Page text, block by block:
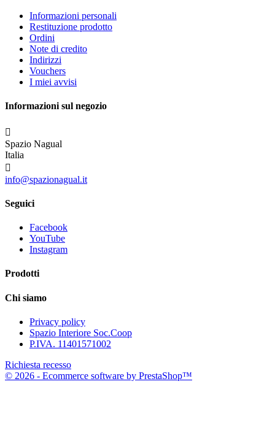
Informazioni personali
Restituzione prodotto
Ordini
Note di credito
Indirizzi
Vouchers
I miei avvisi
Informazioni sul negozio

Spazio Nagual
Italia

info@spazionagual.it
Seguici
Facebook
YouTube
Instagram
Prodotti
Chi siamo
Privacy policy
Spazio Interiore Soc.Coop
P.IVA. 11401571002
Richiesta recesso
© 2026 - Ecommerce software by PrestaShop™